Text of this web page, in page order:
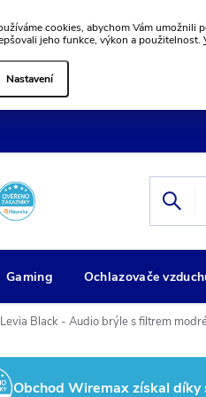
cookies, abychom Vám umožnili
jeho funkce, výkon a použitelnost.
Nastavení
Gaming Ochlazovače
Black - Audio brýle s filtrem
Obchod Wiremax získal